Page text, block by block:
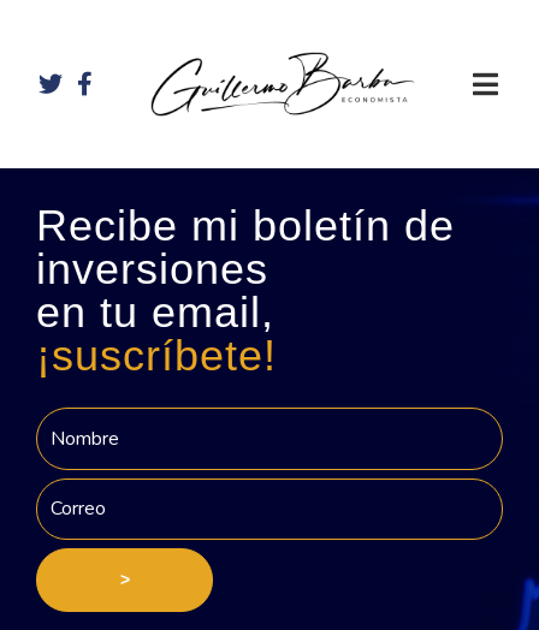
Recibe mi boletín de
inversiones
en tu email,
¡suscríbete!
>